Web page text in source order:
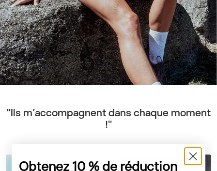
"Ils m’accompagnent dans chaque moment
!"
Obtenez 10 % de réduction